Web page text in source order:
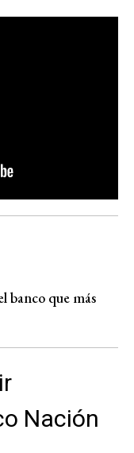
banco que más
Nación